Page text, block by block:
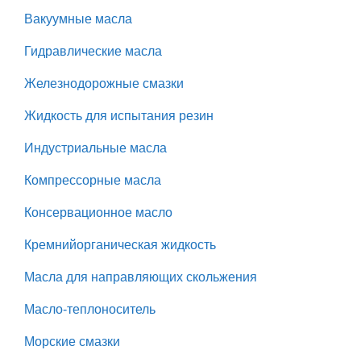
Вакуумные масла
Гидравлические масла
Железнодорожные смазки
Жидкость для испытания резин
Индустриальные масла
Компрессорные масла
Консервационное масло
Кремнийорганическая жидкость
Масла для направляющих скольжения
Масло-теплоноситель
Морские смазки